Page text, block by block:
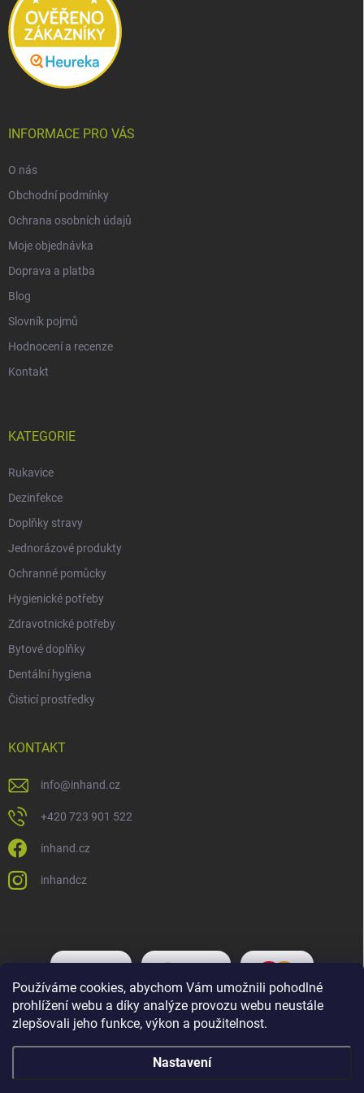
Používáme cookies, abychom Vám umožnili pohodlné
prohlížení webu a díky analýze provozu webu neustále
zlepšovali jeho funkce, výkon a použitelnost.
Nastavení
INFORMACE PRO VÁS
O nás
Obchodní podmínky
Ochrana osobních údajů
Moje objednávka
Doprava a platba
Blog
Slovník pojmů
Hodnocení a recenze
Kontakt
KATEGORIE
Rukavice
Dezinfekce
Doplňky stravy
Jednorázové produkty
Ochranné pomůcky
Hygienické potřeby
Zdravotnické potřeby
Bytové doplňky
Dentální hygiena
Čisticí prostředky
KONTAKT
info@inhand.cz
+420 723 901 522
inhand.cz
inhandcz